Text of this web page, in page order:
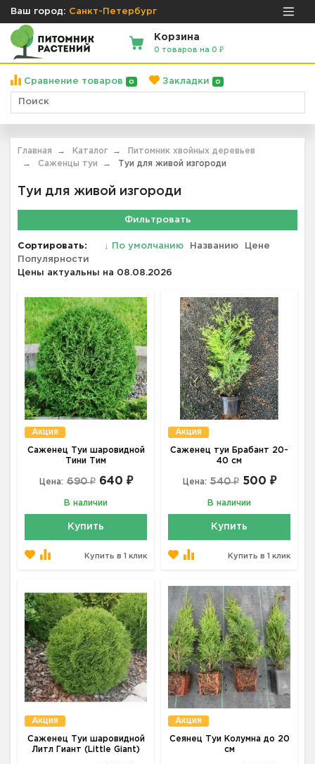
Ваш город: Санкт-Петербург
Корзина
0 товаров на 0 ₽
Сравнение товаров 0 Закладки 0
Главная Каталог
Питомник хвойных деревьев
Саженцы туи
Туи для живой изгороди
Туи для живой изгороди
Фильтровать
Сортировать: ↓ По умолчанию Названию
Цене
Популярности
Цены актуальны на 08.08.2026
Акция
Саженец Туи шаровидной
Тини Тим
Цена: 690 ₽ 640 ₽
В наличии
Купить
Купить в 1 клик
Акция
Саженец туи Брабант 20-
40 см
Цена: 540 ₽ 500 ₽
В наличии
Купить
Купить в 1 клик
Акция
Саженец Туи шаровидной
Литл Гиант (Little Giant)
Акция
Сеянец Туи Колумна до 20
см